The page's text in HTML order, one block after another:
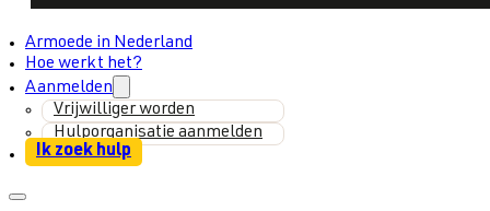
Armoede in Nederland
Hoe werkt het?
Aanmelden
Vrijwilliger worden
Hulporganisatie aanmelden
Ik zoek hulp